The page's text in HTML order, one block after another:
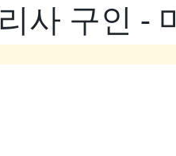
사 구인 -